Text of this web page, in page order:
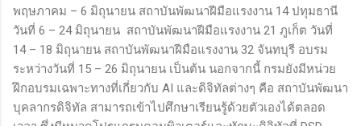
พฤษภาคม – 6 มิถุนายน สถาบันพัฒนาฝีมือแรงงาน 14 ปทุมธานี
วันที่ 6 – 24 มิถุนายน สถาบันพัฒนาฝีมือแรงงาน 21 ภูเก็ต วันที่
14 – 18 มิถุนายน สถาบันพัฒนาฝีมือแรงงาน 32 จันทบุรี อบรม
ระหว่างวันที่ 15 – 26 มิถุนายน เป็นต้น นอกจากนี้ กรมยังมีหน่วย
ฝึกอบรมเฉพาะทางที่เกี่ยวกับ AI และดิจิทัลต่างๆ คือ สถาบันพัฒนา
บุคลากรดิจิทัล สามารถเข้าไปศึกษาเรียนรู้ด้วยตัวเองได้ตลอด